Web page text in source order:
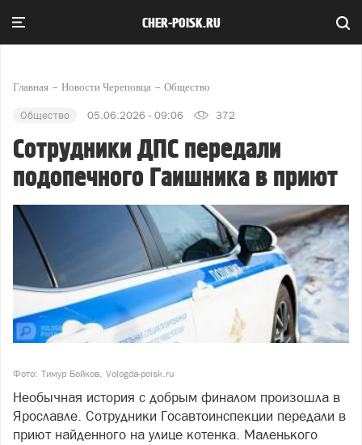
CHER-POISK.RU
Главная Новости Череповца Общество
Общество 05.06.2026 - 09:06 372
Сотрудники ДПС передали
подопечного Гаишника в приют
Фото: Тимур Бойков, Vologda-poisk.ru
Необычная история с добрым финалом произошла в
Ярославле. Сотрудники Госавтоинспекции передали в
приют найденного на улице котенка. Маленького